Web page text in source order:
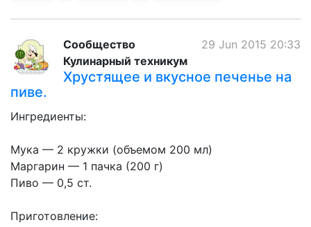
29 Jun 2015 20:33
Сообщество
Кулинарный техникум
Хрустящее и вкусное печенье на
пиве.
Ингредиенты:
Мука — 2 кружки (объемом 200 мл)
Маргарин — 1 пачка (200 г)
Пиво — 0,5 ст.
Приготовление: